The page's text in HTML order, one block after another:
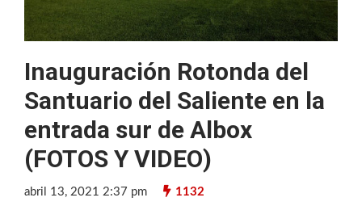
Inauguración Rotonda del
Santuario del Saliente en la
entrada sur de Albox
(FOTOS Y VIDEO)
abril 13, 2021 2:37 pm 1132